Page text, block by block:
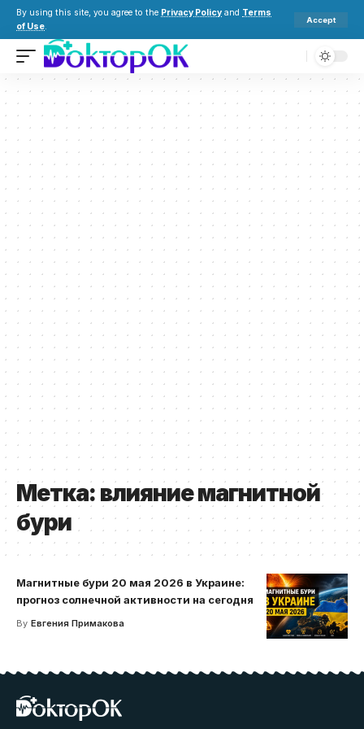
By using this site, you agree to the Privacy Policy and Terms
of Use.
Accept
Метка: влияние магнитной
бури
Магнитные бури 20 мая 2026 в Украине:
прогноз солнечной активности на сегодня
By Евгения Примакова